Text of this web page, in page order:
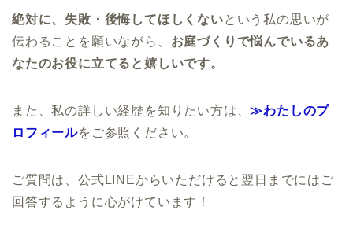
絶対に、失敗・後悔してほしくないという私の思いが
伝わることを願いながら、 お庭づくりで悩んでいるあ
なたのお役に立てると嬉しいです。
また、私の詳しい経歴を知りたい方は、≫わたしのプ
ロフィールをご参照ください。
ご質問は、公式LINEからいただけると翌日までにはご
回答するように心がけています！